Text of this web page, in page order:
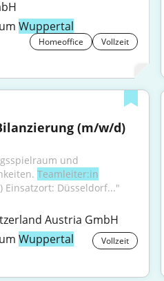
Wuppertal
Homeoffice Vollzeit
(m/w/d)
und
Teamleiter:in
Einsatzort: Düsseldorf..."
Austria GmbH
Wuppertal Vollzeit